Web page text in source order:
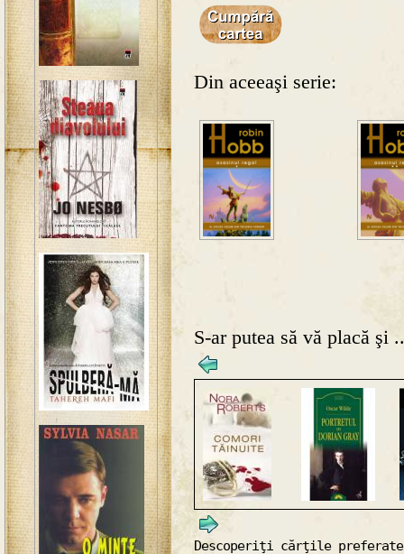
Din aceeaşi serie:
S-ar putea să vă placă şi
Descoperiţi cărţile